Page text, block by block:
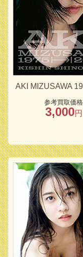
AKI MIZUSAWA
参考買取価格
3,000円